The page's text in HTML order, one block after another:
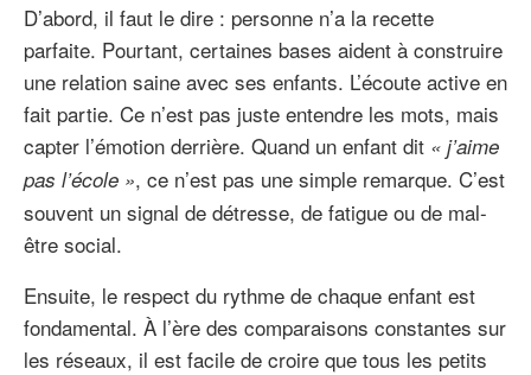
D’abord, il faut le dire : personne n’a la recette
parfaite. Pourtant, certaines bases aident à construire
une relation saine avec ses enfants. L’écoute active en
fait partie. Ce n’est pas juste entendre les mots, mais
capter l’émotion derrière. Quand un enfant dit « j’aime
pas l’école », ce n’est pas une simple remarque. C’est
souvent un signal de détresse, de fatigue ou de mal-
être social.
Ensuite, le respect du rythme de chaque enfant est
fondamental. À l’ère des comparaisons constantes sur
les réseaux, il est facile de croire que tous les petits